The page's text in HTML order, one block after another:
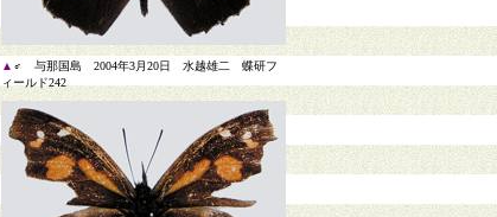
▲ ♂ 与那国島 2004年3月20日 水越雄二 蝶研フ
ィールド242